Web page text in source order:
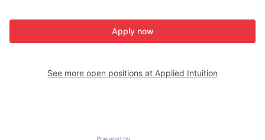
Apply now
See more open positions at Applied Intuition